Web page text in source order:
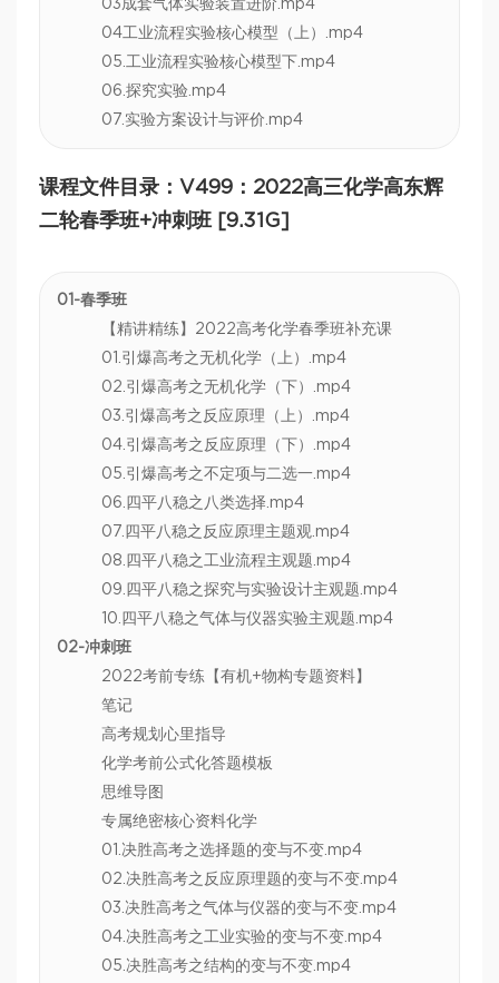
03成套气体实验装置进阶.mp4
04工业流程实验核心模型（上）.mp4
05.工业流程实验核心模型下.mp4
06.探究实验.mp4
07.实验方案设计与评价.mp4
课程文件目录：V499：2022高三化学高东辉
二轮春季班+冲刺班 [9.31G]
01-春季班
【精讲精练】2022高考化学春季班补充课
01.引爆高考之无机化学（上）.mp4
02.引爆高考之无机化学（下）.mp4
03.引爆高考之反应原理（上）.mp4
04.引爆高考之反应原理（下）.mp4
05.引爆高考之不定项与二选一.mp4
06.四平八稳之八类选择.mp4
07.四平八稳之反应原理主题观.mp4
08.四平八稳之工业流程主观题.mp4
09.四平八稳之探究与实验设计主观题.mp4
10.四平八稳之气体与仪器实验主观题.mp4
02-冲刺班
2022考前专练【有机+物构专题资料】
笔记
高考规划心里指导
化学考前公式化答题模板
思维导图
专属绝密核心资料化学
01.决胜高考之选择题的变与不变.mp4
02.决胜高考之反应原理题的变与不变.mp4
03.决胜高考之气体与仪器的变与不变.mp4
04.决胜高考之工业实验的变与不变.mp4
05.决胜高考之结构的变与不变.mp4